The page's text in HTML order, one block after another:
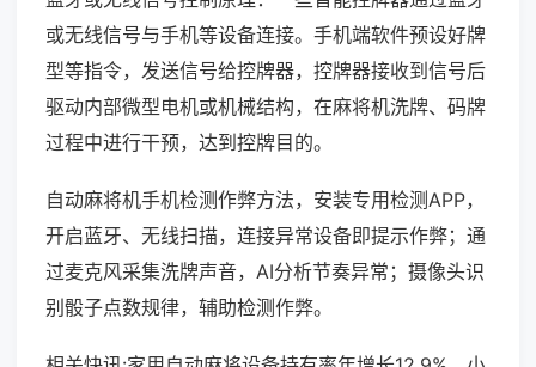
或无线信号与手机等设备连接。手机端软件预设好牌
型等指令，发送信号给控牌器，控牌器接收到信号后
驱动内部微型电机或机械结构，在麻将机洗牌、码牌
过程中进行干预，达到控牌目的。
自动麻将机手机检测作弊方法，安装专用检测APP，
开启蓝牙、无线扫描，连接异常设备即提示作弊；通
过麦克风采集洗牌声音，AI分析节奏异常；摄像头识
别骰子点数规律，辅助检测作弊。